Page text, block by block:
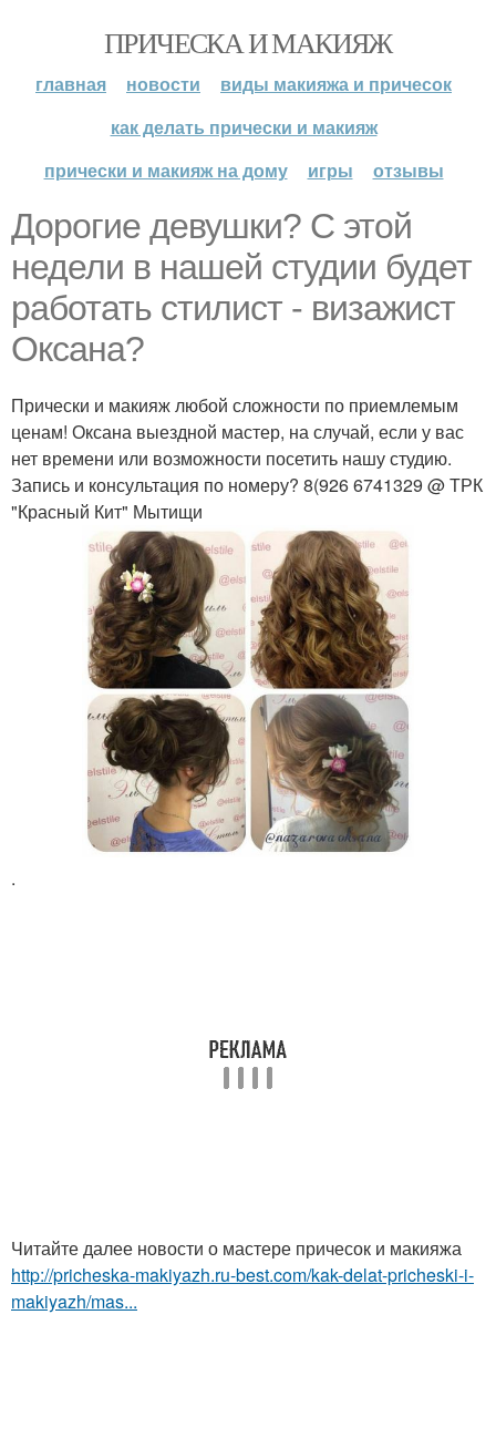
ПРИЧЕСКА И МАКИЯЖ
главная новости
виды макияжа и причесок
как делать прически и макияж
прически и макияж на дому
игры отзывы
Дорогие девушки? С этой
недели в нашей студии будет
работать стилист - визажист
Оксана?
Прически и макияж любой сложности по приемлемым
ценам! Оксана выездной мастер, на случай, если у вас
нет времени или возможности посетить нашу студию.
Запись и консультация по номеру? 8(926 6741329 @ ТРК
"Красный Кит" Мытищи
.
Читайте далее новости о мастере причесок и макияжа
http://pricheska-makiyazh.ru-best.com/kak-delat-pricheski-i-
makiyazh/mas...